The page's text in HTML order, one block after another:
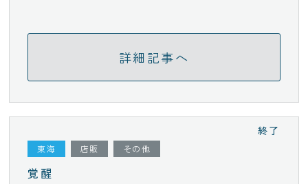
詳細記事へ
東海 店販 その他
覚醒
終了